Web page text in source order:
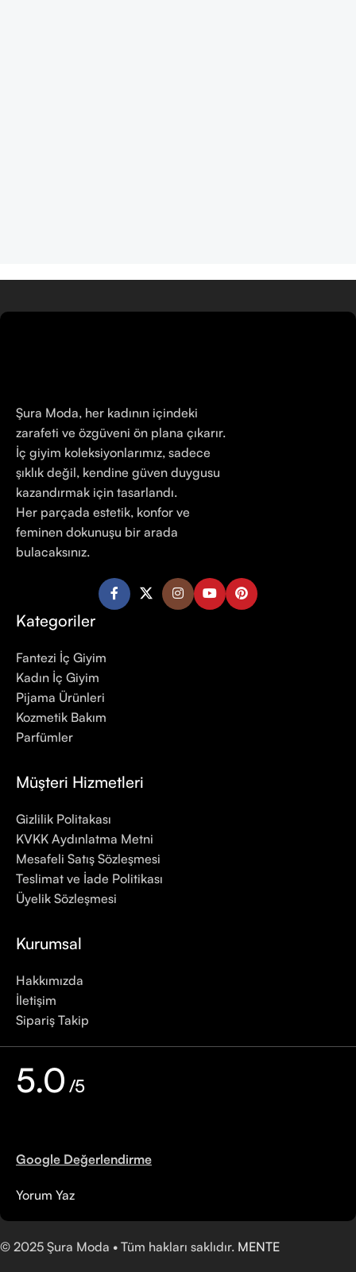
Şura Moda, her kadının içindeki
zarafeti ve özgüveni ön plana çıkarır.
İç giyim koleksiyonlarımız, sadece
şıklık değil, kendine güven duygusu
kazandırmak için tasarlandı.
Her parçada estetik, konfor ve
feminen dokunuşu bir arada
bulacaksınız.
Kategoriler
Fantezi İç Giyim
Kadın İç Giyim
Pijama Ürünleri
Kozmetik Bakım
Parfümler
Müşteri Hizmetleri
Gizlilik Politakası
KVKK Aydınlatma Metni
Mesafeli Satış Sözleşmesi
Teslimat ve İade Politikası
Üyelik Sözleşmesi
Kurumsal
Hakkımızda
İletişim
Sipariş Takip
5.0 /5
Google Değerlendirme
Yorum Yaz
© 2025 Şura Moda • Tüm hakları saklıdır. MENTE